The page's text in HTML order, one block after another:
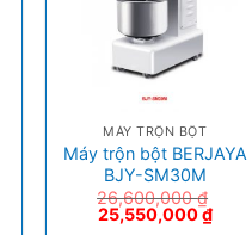
MÁY TRỘN BỘT
Máy trộn bột BERJAYA
BJY-SM30M
26,600,000₫
25,550,000₫